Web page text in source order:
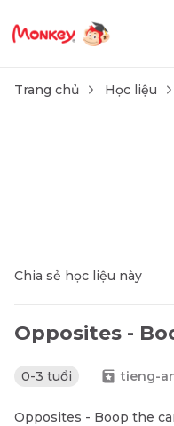
Trang chủ Học liệu
Chia sẻ học liệu này
Opposites -
0-3 tuổi tieng-
Opposites - Boop the